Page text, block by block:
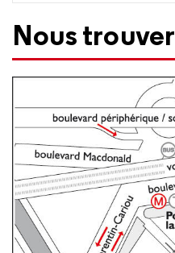
Nous trouver